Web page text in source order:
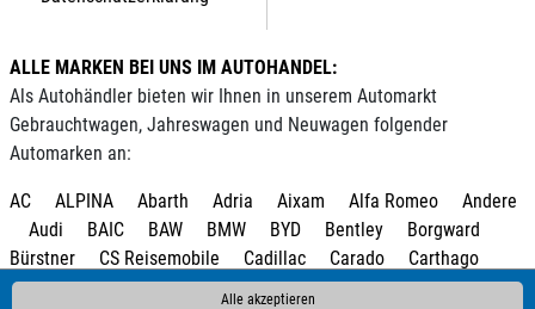
Alle akzeptieren
ALLE MARKEN BEI UNS IM AUTOHANDEL:
Als Autohändler bieten wir Ihnen in unserem Automarkt
Gebrauchtwagen, Jahreswagen und Neuwagen folgender
Automarken an:
AC ALPINA Abarth Adria Aixam Alfa Romeo
Andere
Audi
BAIC BAW BMW BYD Bentley
Borgward
Bürstner
CS Reisemobile Cadillac Carado
Carthago
Chausson
Chevrolet Citroën Clever Corvette
Cupra